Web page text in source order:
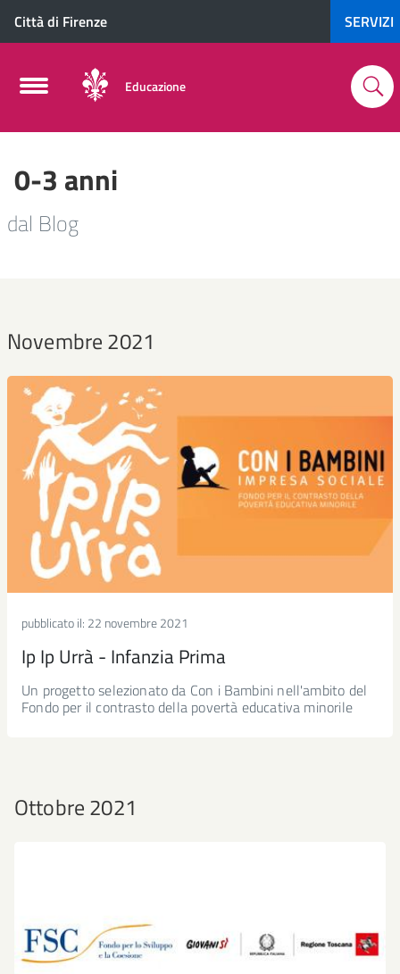
Città di Firenze SERVIZI
Educazione
0-3 anni
dal Blog
Novembre 2021
pubblicato il: 22 novembre 2021
Ip Ip Urrà - Infanzia Prima
Un progetto selezionato da Con i Bambini nell'ambito del
Fondo per il contrasto della povertà educativa minorile
Ottobre 2021